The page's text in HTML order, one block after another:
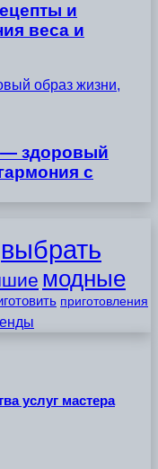
и
веса и
образ жизни,
— здоровый
с
выбрать
модные
приготовления
услуг мастера